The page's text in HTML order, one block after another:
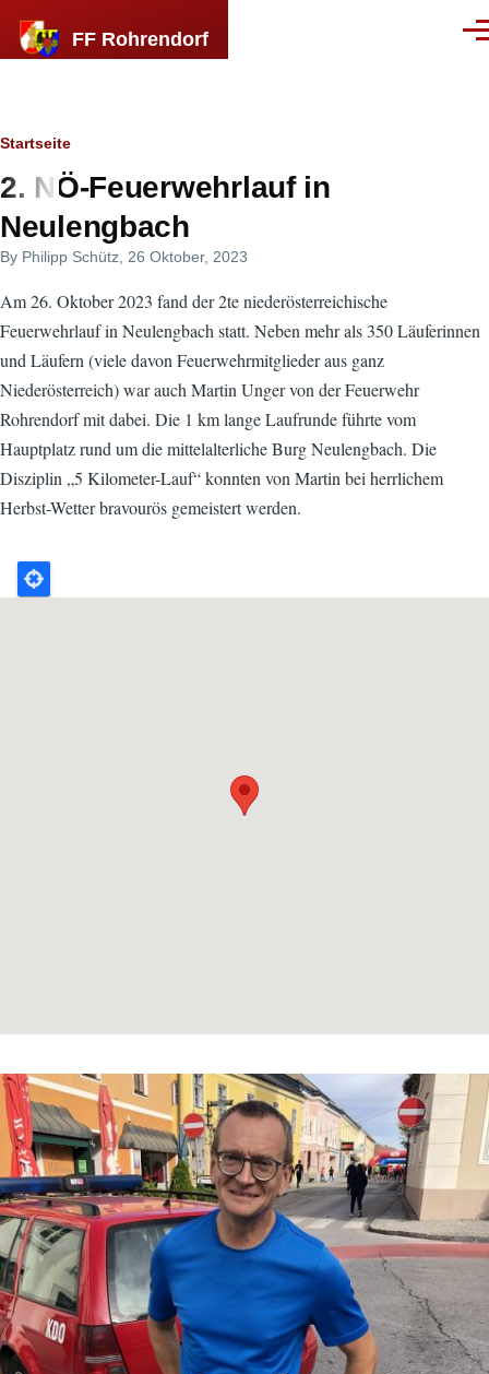
FF Rohrendorf
Breadcrumb
Startseite
2. NÖ-Feuerwehrlauf in
Neulengbach
By Philipp Schütz , 26 Oktober, 2023
Am 26. Oktober 2023 fand der 2te niederösterreichische
Feuerwehrlauf in Neulengbach statt. Neben mehr als 350 Läuferinnen
und Läufern (viele davon Feuerwehrmitglieder aus ganz
Niederösterreich) war auch Martin Unger von der Feuerwehr
Rohrendorf mit dabei. Die 1 km lange Laufrunde führte vom
Hauptplatz rund um die mittelalterliche Burg Neulengbach. Die
Disziplin „5 Kilometer-Lauf“ konnten von Martin bei herrlichem
Herbst-Wetter bravourös gemeistert werden.